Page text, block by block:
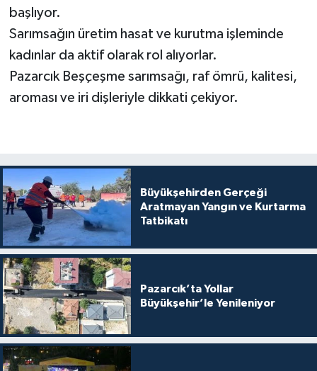
başlıyor.
Sarımsağın üretim hasat ve kurutma işleminde
kadınlar da aktif olarak rol alıyorlar.
Pazarcık Beşçeşme sarımsağı, raf ömrü, kalitesi,
aroması ve iri dişleriyle dikkati çekiyor.
Büyükşehirden Gerçeği
Aratmayan Yangın ve Kurtarma
Tatbikatı
Pazarcık’ta Yollar
Büyükşehir’le Yenileniyor